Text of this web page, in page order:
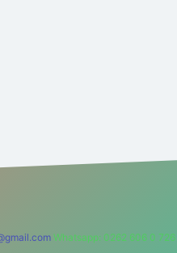
Whatsapp: 0262 606 0 726